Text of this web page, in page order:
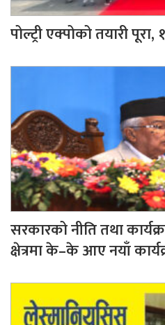
पोल्ट्री एक्पोको तयारी
सरकारको नीति तथा
क्षेत्रमा के–के आए नयाँ